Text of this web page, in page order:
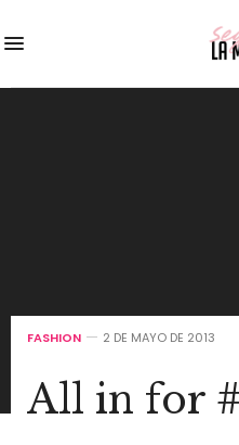
FASHION 2 DE MAYO DE 2013
All in for